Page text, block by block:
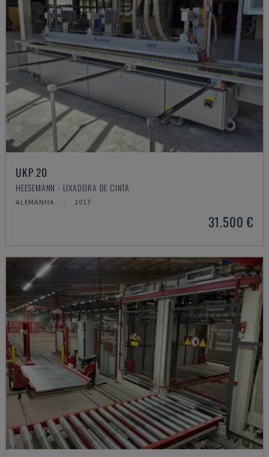
UKP 20
HEESEMANN - LIXADEIRA DE CINTA
ALEMANHA 2017
31.500 €